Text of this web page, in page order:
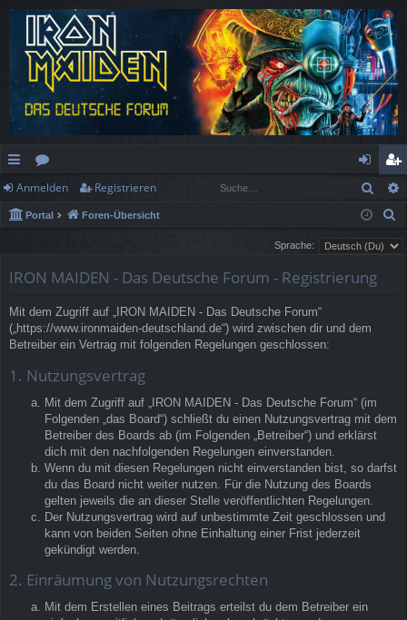
ch
ne
ug
rif
f
or
en
n
m
el
de
eg
ist
rie
Anmelden Registrieren
Portal Foren-Übersicht
Sprache:
IRON MAIDEN - Das Deutsche Forum - Registrierung
Mit dem Zugriff auf „IRON MAIDEN - Das Deutsche Forum“
(„https://www.ironmaiden-deutschland.de“) wird zwischen dir und dem
Betreiber ein Vertrag mit folgenden Regelungen geschlossen:
1. Nutzungsvertrag
Mit dem Zugriff auf „IRON MAIDEN - Das Deutsche Forum“ (im
Folgenden „das Board“) schließt du einen Nutzungsvertrag mit dem
Betreiber des Boards ab (im Folgenden „Betreiber“) und erklärst
dich mit den nachfolgenden Regelungen einverstanden.
Wenn du mit diesen Regelungen nicht einverstanden bist, so darfst
du das Board nicht weiter nutzen. Für die Nutzung des Boards
gelten jeweils die an dieser Stelle veröffentlichten Regelungen.
Der Nutzungsvertrag wird auf unbestimmte Zeit geschlossen und
kann von beiden Seiten ohne Einhaltung einer Frist jederzeit
gekündigt werden.
2. Einräumung von Nutzungsrechten
Mit dem Erstellen eines Beitrags erteilst du dem Betreiber ein